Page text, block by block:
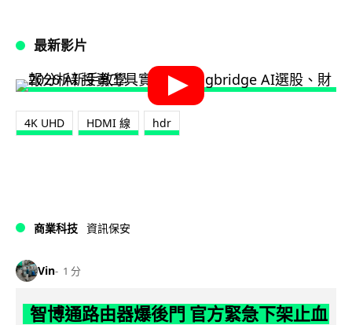
最新影片
4K UHD HDMI 線 hdr
商業科技 資訊保安
Vin 1 分
智博通路由器爆後門 官方緊急下架止血